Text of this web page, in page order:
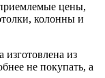
цены,
колонны и
из
не покупать, а